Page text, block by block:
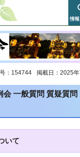
情
：154744 掲載日：2025
会 一般質問 質疑質
いて